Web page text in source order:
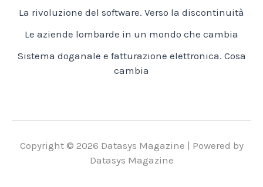
La rivoluzione del software. Verso la discontinuità
Le aziende lombarde in un mondo che cambia
Sistema doganale e fatturazione elettronica. Cosa
cambia
Copyright © 2026 Datasys Magazine | Powered by
Datasys Magazine